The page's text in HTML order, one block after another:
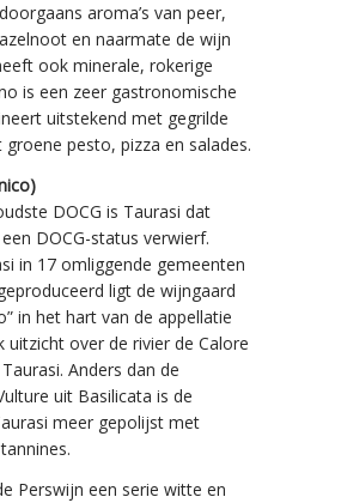
aroma’s van peer,
en naarmate de wijn
ook minerale, rokerige
is een zeer gastronomische
uitstekend met gegrilde
pesto, pizza en salades.
DOCG is Taurasi dat
DOCG-status verwierf.
in 17 omliggende gemeenten
ligt de wijngaard
in het hart van de appellatie
uitzicht over de rivier de Calore
Anders dan de
uit Basilicata is de
meer gepolijst met
Perswijn een serie witte en